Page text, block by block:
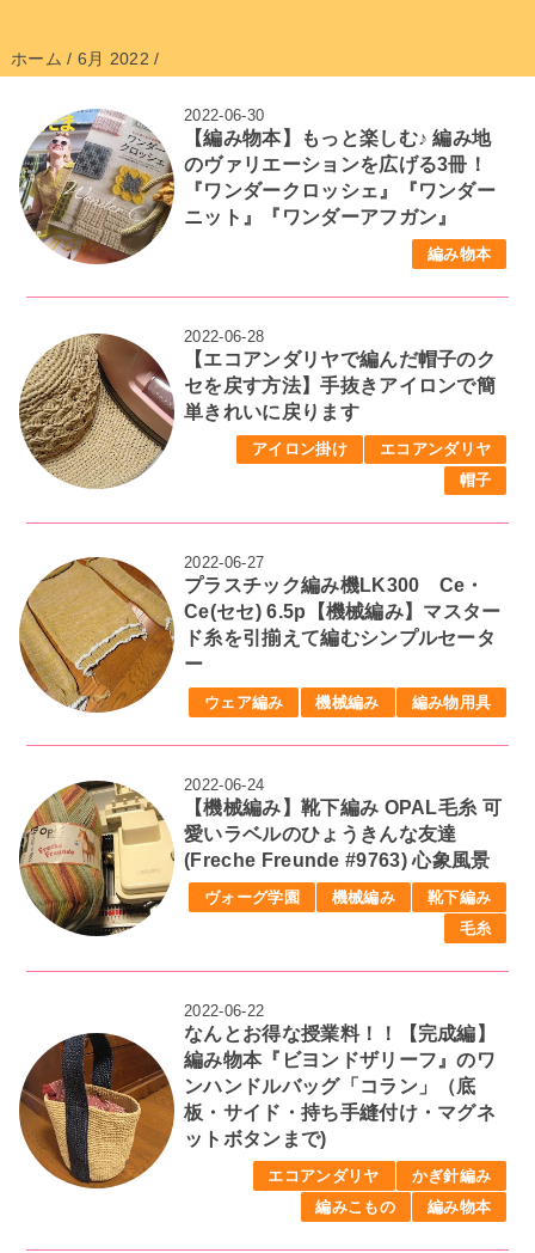
ホーム / 6月 2022 /
2022-06-30
【編み物本】もっと楽しむ♪ 編み地
のヴァリエーションを広げる3冊！
『ワンダークロッシェ』『ワンダー
ニット』『ワンダーアフガン』
編み物本
2022-06-28
【エコアンダリヤで編んだ帽子のク
セを戻す方法】手抜きアイロンで簡
単きれいに戻ります
アイロン掛け
エコアンダリヤ
帽子
2022-06-27
プラスチック編み機LK300 Ce・
Ce(セセ) 6.5p【機械編み】マスター
ド糸を引揃えて編むシンプルセータ
ー
ウェア編み 機械編み 編み物用具
2022-06-24
【機械編み】靴下編み OPAL毛糸 可
愛いラベルのひょうきんな友達
(Freche Freunde #9763) 心象風景
ヴォーグ学園 機械編み
靴下編み
毛糸
2022-06-22
なんとお得な授業料！！【完成編】
編み物本『ビヨンドザリーフ』のワ
ンハンドルバッグ「コラン」（底
板・サイド・持ち手縫付け・マグネ
ットボタンまで)
エコアンダリヤ
かぎ針編み
編みこもの
編み物本